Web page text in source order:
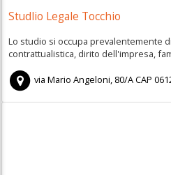
Studlio Legale Tocchio
Lo studio si occupa prevalentemente
contrattualistica, dirito dell'impresa,
via Mario Angeloni, 80/ACAP